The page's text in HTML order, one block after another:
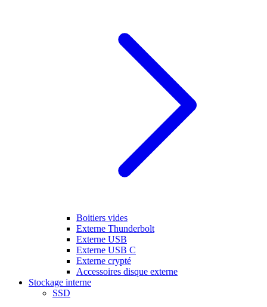
Boitiers vides
Externe Thunderbolt
Externe USB
Externe USB C
Externe crypté
Accessoires disque externe
Stockage interne
SSD